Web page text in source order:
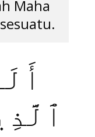
Maha